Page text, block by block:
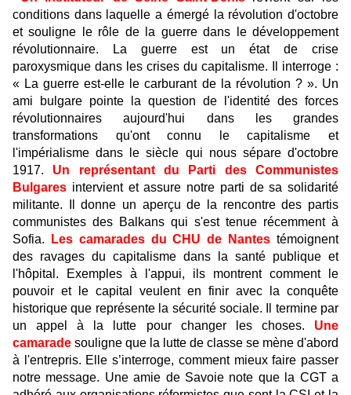
conditions dans laquelle a émergé la révolution d'octobre
et souligne le rôle de la guerre dans le développement
révolutionnaire. La guerre est un état de crise
paroxysmique dans les crises du capitalisme. Il interroge :
« La guerre est-elle le carburant de la révolution ? ». Un
ami bulgare pointe la question de l'identité des forces
révolutionnaires aujourd'hui dans les grandes
transformations qu'ont connu le capitalisme et
l'impérialisme dans le siècle qui nous sépare d'octobre
1917.
Un représentant du Parti des Communistes
Bulgares intervient et assure notre parti de sa solidarité
militante. Il donne un aperçu de la rencontre des partis
communistes des Balkans qui s'est tenue récemment à
Sofia.
Les camarades du CHU de Nantes témoignent
des ravages du capitalisme dans la santé publique et
l'hôpital. Exemples à l'appui, ils montrent comment le
pouvoir et le capital veulent en finir avec la conquête
historique que représente la sécurité sociale. Il termine par
un appel à la lutte pour changer les choses. Une
camarade souligne que la lutte de classe se mène d'abord
à l'entrepris. Elle s’interroge, comment mieux faire passer
notre message. Une amie de Savoie note que la CGT a